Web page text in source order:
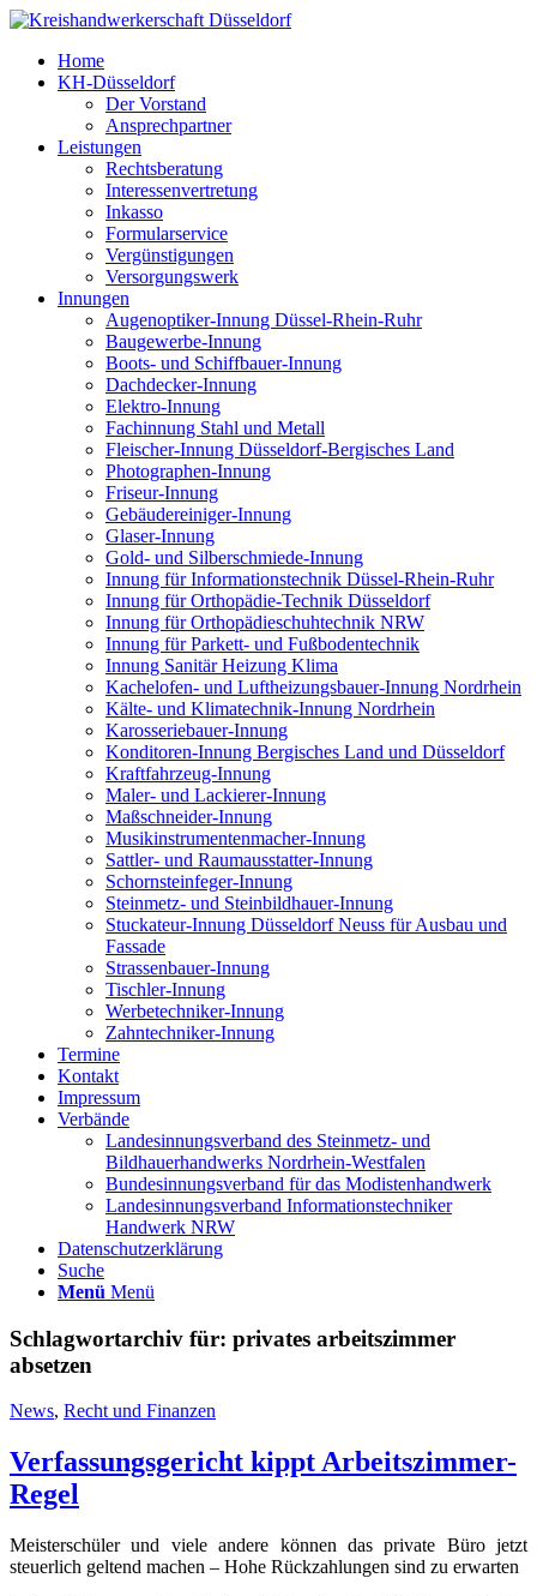
Home
KH-Düsseldorf
Der Vorstand
Ansprechpartner
Leistungen
Rechtsberatung
Interessenvertretung
Inkasso
Formularservice
Vergünstigungen
Versorgungswerk
Innungen
Augenoptiker-Innung Düssel-Rhein-Ruhr
Baugewerbe-Innung
Boots- und Schiffbauer-Innung
Dachdecker-Innung
Elektro-Innung
Fachinnung Stahl und Metall
Fleischer-Innung Düsseldorf-Bergisches Land
Photographen-Innung
Friseur-Innung
Gebäudereiniger-Innung
Glaser-Innung
Gold- und Silberschmiede-Innung
Innung für Informationstechnik Düssel-Rhein-Ruhr
Innung für Orthopädie-Technik Düsseldorf
Innung für Orthopädieschuhtechnik NRW
Innung für Parkett- und Fußbodentechnik
Innung Sanitär Heizung Klima
Kachelofen- und Luftheizungsbauer-Innung Nordrhein
Kälte- und Klimatechnik-Innung Nordrhein
Karosseriebauer-Innung
Konditoren-Innung Bergisches Land und Düsseldorf
Kraftfahrzeug-Innung
Maler- und Lackierer-Innung
Maßschneider-Innung
Musikinstrumentenmacher-Innung
Sattler- und Raumausstatter-Innung
Schornsteinfeger-Innung
Steinmetz- und Steinbildhauer-Innung
Stuckateur-Innung Düsseldorf Neuss für Ausbau und
Fassade
Strassenbauer-Innung
Tischler-Innung
Werbetechniker-Innung
Zahntechniker-Innung
Termine
Kontakt
Impressum
Verbände
Landesinnungsverband des Steinmetz- und
Bildhauerhandwerks Nordrhein-Westfalen
Bundesinnungsverband für das Modistenhandwerk
Landesinnungsverband Informationstechniker
Handwerk NRW
Datenschutzerklärung
Suche
Menü Menü
Schlagwortarchiv für: privates arbeitszimmer
absetzen
News, Recht und Finanzen
Verfassungsgericht kippt Arbeitszimmer-
Regel
Meisterschüler und viele andere können das private Büro jetzt
steuerlich geltend machen – Hohe Rückzahlungen sind zu erwarten